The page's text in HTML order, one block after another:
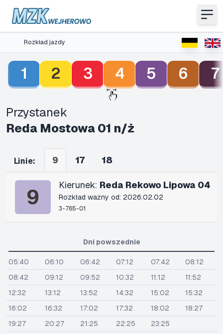
Rozkład jazdy
1 2 3 4 5 6 7
Przystanek
Reda Mostowa 01 n/ż
Linie: 9 17 18
9 Kierunek: Reda Rekowo Lipowa 04
Rozkład ważny od: 2026.02.02
3-765-01
Dni powszednie
05:40 06:10 06:42 07:12 07:42
08:12
08:42
09:12 09:52 10:32 11:12
11:52
12:32
13:12 13:52 14:32 15:02
15:32
16:02
16:32 17:02 17:32 18:02
18:27
19:27
20:27 21:25 22:25
23:25